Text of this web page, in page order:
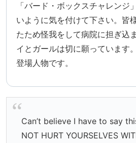
「バード・ボックスチャレンジ
いように気を付けて下さい。皆
たため怪我をして病院に担ぎ込
イとガールは切に願っています
登場人物です。
Can’t believe I have to say
NOT HURT YOURSELVES